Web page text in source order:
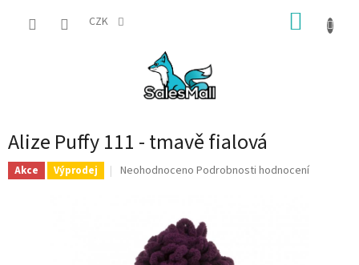
CZK
Alize Puffy 111 - tmavě fialová
Akce Výprodej
Průměrné
Neohodnoceno Podrobnosti hodnocení